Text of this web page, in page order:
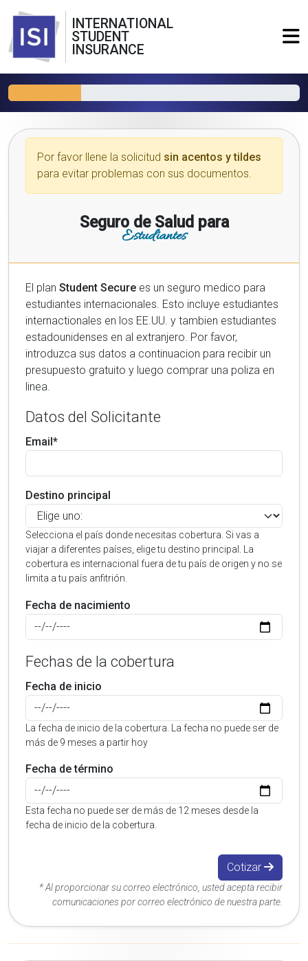
INTERNATIONAL
STUDENT
INSURANCE
Por favor llene la solicitud sin acentos y tildes
para evitar problemas con sus documentos.
Seguro de Salud para
Estudiantes
El plan Student Secure es un seguro medico para
estudiantes internacionales. Esto incluye estudiantes
internactionales en los EE.UU. y tambien estudiantes
estadounidenses en al extranjero. Por favor,
introduzca sus datos a continuacion para recibir un
presupuesto gratuito y luego comprar una poliza en
linea.
Datos del Solicitante
Email*
Destino principal
Selecciona el país donde necesitas cobertura. Si vas a
viajar a diferentes países, elige tu destino principal. La
cobertura es internacional fuera de tu país de origen y no se
limita a tu país anfitrión.
Fecha de nacimiento
Fechas de la cobertura
Fecha de inicio
La fecha de inicio de la cobertura. La fecha no puede ser de
más de 9 meses a partir hoy
Fecha de término
Esta fecha no puede ser de más de 12 meses desde la
fecha de inicio de la cobertura.
Cotizar
* Al proporcionar su correo electrónico, usted acepta recibir
comunicaciones por correo electrónico de nuestra parte.